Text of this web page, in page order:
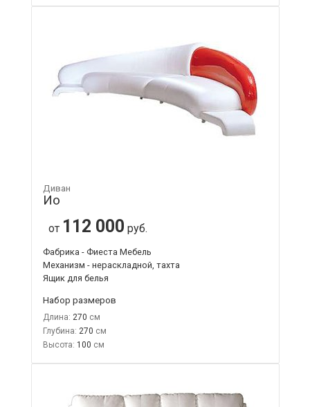
Диван
Ио
от 112 000 руб.
Фабрика - Фиеста Мебель
Механизм - нераскладной, тахта
Ящик для белья
Набор размеров
Длина: 270
Глубина: 270
Высота: 100